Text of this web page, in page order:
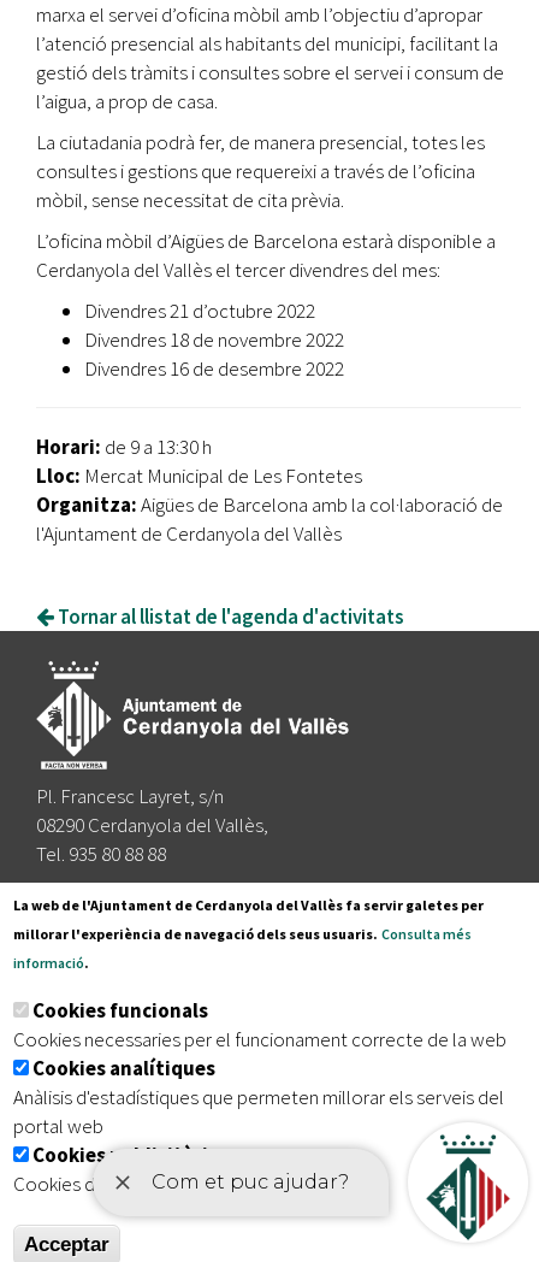
marxa el servei d’oficina mòbil amb l’objectiu d’apropar
l’atenció presencial als habitants del municipi, facilitant la
gestió dels tràmits i consultes sobre el servei i consum de
l’aigua, a prop de casa.
La ciutadania podrà fer, de manera presencial, totes les
consultes i gestions que requereixi a través de l’oficina
mòbil, sense necessitat de cita prèvia.
L’oficina mòbil d’Aigües de Barcelona estarà disponible a
Cerdanyola del Vallès el tercer divendres del mes:
Divendres 21 d’octubre 2022
Divendres 18 de novembre 2022
Divendres 16 de desembre 2022
Horari: de 9 a 13:30 h
Lloc: Mercat Municipal de Les Fontetes
Organitza:Aigües de Barcelona amb la col·laboració de
l'Ajuntament de Cerdanyola del Vallès
Tornar al llistat de l'agenda d'activitats
Pl. Francesc Layret, s/n
08290 Cerdanyola del Vallès,
Tel. 935 80 88 88
Segueix-nos a:
Subscriu-te al nostre butlletí
Inici | Avís legal | Protecció de dades
| Accessibilitat
La web de l'Ajuntament de Cerdanyola del Vallès fa servir galetes per
millorar l'experiència de navegació dels seus usuaris. Consulta més
informació.
Cookies funcionals
Cookies necessaries per el funcionament correcte de la web
Cookies analítiques
Anàlisis d'estadístiques que permeten millorar els serveis del
portal web
Cookies publicitàries
Cookies de tercers amb finalitat publicitària
Acceptar